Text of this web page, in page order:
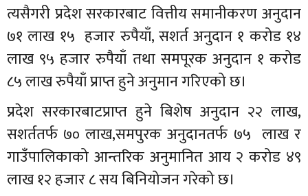
त्यसैगरी प्रदेश सरकारबाट वित्तीय समानीकरण अनुदान
७१ लाख १५ हजार रुपैयाँ, सशर्त अनुदान १ करोड १४
लाख ९५ हजार रुपैयाँ तथा समपूरक अनुदान १ करोड
८५ लाख रुपैयाँ प्राप्त हुने अनुमान गरिएको छ।
प्रदेश सरकारबाटप्राप्त हुने बिशेष अनुदान २२ लाख,
सशर्ततर्फ ७० लाख,समपुरक अनुदानतर्फ ७५ लाख र
गाउँपालिकाको आन्तरिक अनुमानित आय २ करोड ४९
लाख १२ हजार ८ सय बिनियोजन गरेको छ।